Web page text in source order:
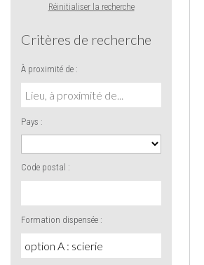
Réinitialiser la recherche
Critères de recherche
À proximité de :
Pays :
Code postal :
Formation dispensée :